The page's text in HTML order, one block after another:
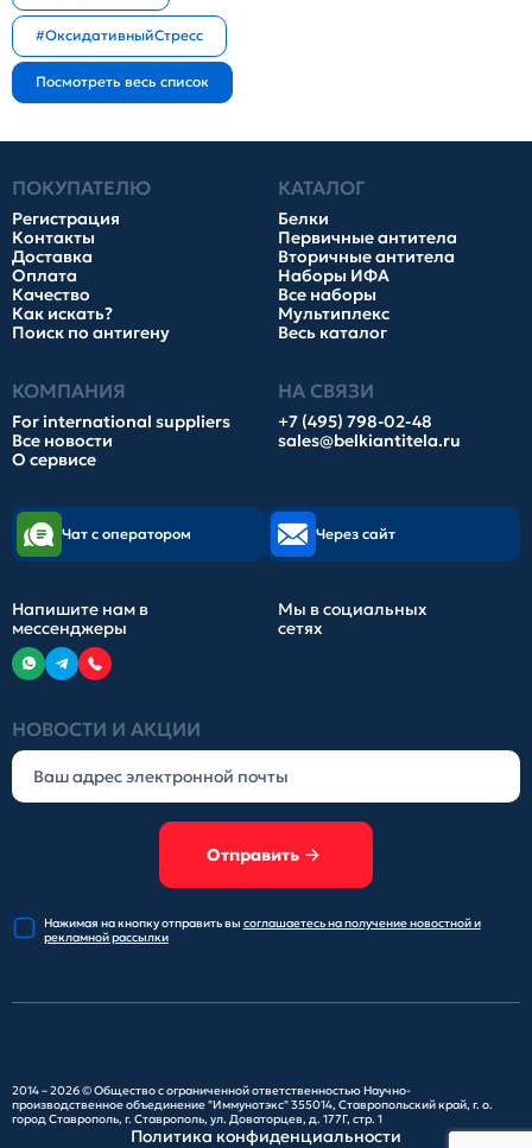
#ОксидативныйСтресс
ПОКУПАТЕЛЮ
Регистрация
Контакты
Доставка
Оплата
Качество
Как искать?
Поиск по антигену
КАТАЛОГ
Белки
Первичные антитела
Вторичные антитела
Наборы ИФА
Все наборы
Мультиплекс
Весь каталог
КОМПАНИЯ
For international suppliers
Все новости
О сервисе
НА СВЯЗИ
+7 (495) 798-02-48
sales@belkiantitela.ru
НОВОСТИ И АКЦИИ
Отправить
Нажимая на кнопку отправитьвы соглашаетесь на получениеновостной и
рекламной рассылки
Чат с оператором Через сайт
Напишите нам в
мессенджеры
Мы в социальных
сетях
2014 – 2026 ©Общество с ограниченной ответственностью Научно-
производственное объединение "Иммунотэкс"355014, Ставропольский край, г. о.
город Ставрополь, г. Ставрополь, ул. Доваторцев, д. 177Г, стр. 1
Политика конфиденциальности